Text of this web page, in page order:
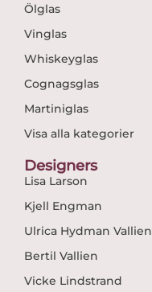
Ölglas
Vinglas
Whiskeyglas
Cognagsglas
Martiniglas
Visa alla kategorier
Designers
Lisa Larson
Kjell Engman
Ulrica Hydman Vallien
Bertil Vallien
Vicke Lindstrand